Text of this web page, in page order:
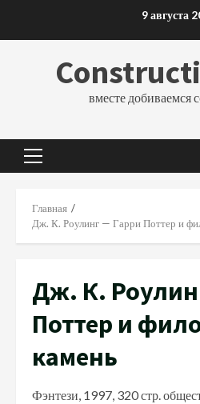
9 августа
вместе добиваемся
Основное
Главная
Дж. К. Роулинг — Гарри Поттер и
Дж. К.
Поттер и
камень
Фэнтези, 1997, 320 стр.